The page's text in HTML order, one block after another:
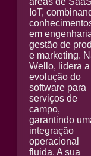
IoT,
em
gestão de
e marketing.
Wello, lidera a
evolução do
software para
serviços de
campo,
garantindo
integração
operacional
fluida. A sua